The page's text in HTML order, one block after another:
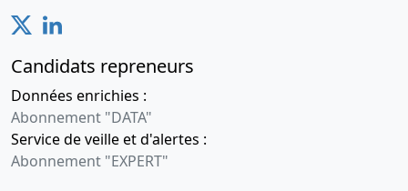
Candidats repreneurs
Données enrichies :
Abonnement "DATA"
Service de veille et d'alertes :
Abonnement "EXPERT"